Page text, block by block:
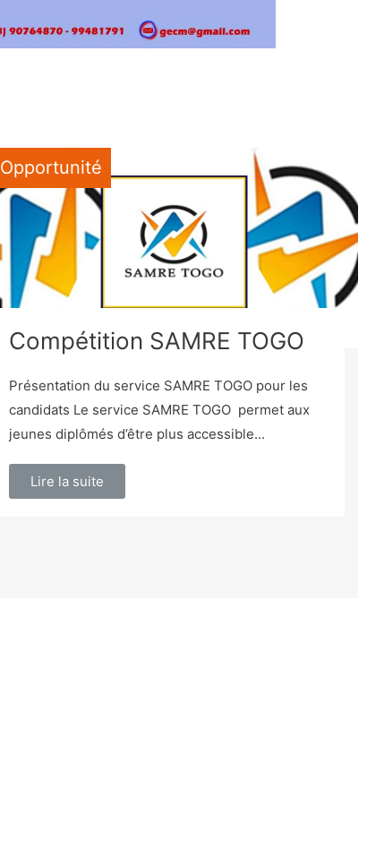
Opportunité
Compétition SAMRE TOGO
Présentation du service SAMRE TOGO pour les
candidats Le service SAMRE TOGO permet aux
jeunes diplômés d’être plus accessible...
Lire la suite